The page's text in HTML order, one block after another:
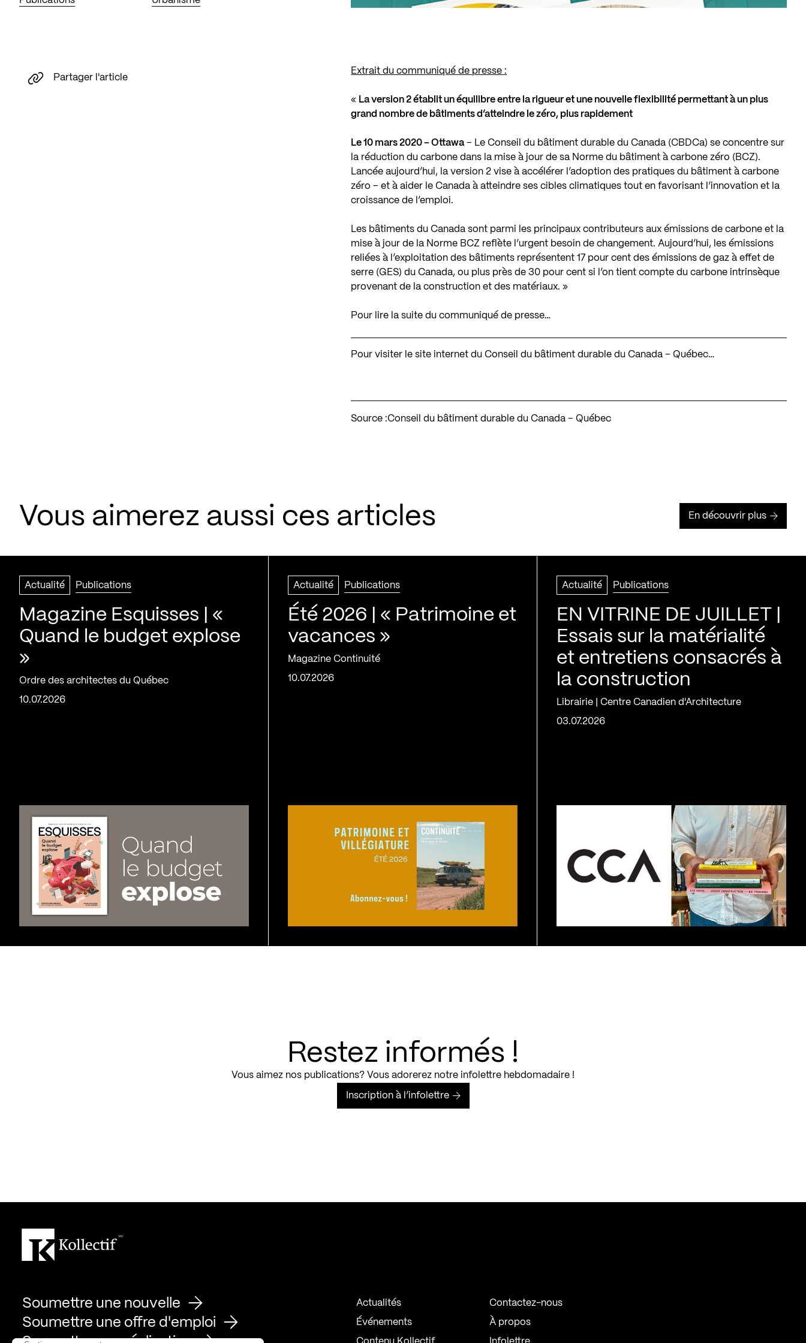
Extrait du communiqué de presse :
« La version 2 établit un équilibre entre la rigueur et une nouvelle flexibilité permettant à un plus
grand nombre de bâtiments d’atteindre le zéro, plus rapidement
Le 10 mars 2020 – Ottawa – Le Conseil du bâtiment durable du Canada (CBDCa) se concentre sur
la réduction du carbone dans la mise à jour de sa Norme du bâtiment à carbone zéro (BCZ).
Lancée aujourd’hui, la version 2 vise à accélérer l’adoption des pratiques du bâtiment à carbone
zéro – et à aider le Canada à atteindre ses cibles climatiques tout en favorisant l’innovation et la
croissance de l’emploi.
Les bâtiments du Canada sont parmi les principaux contributeurs aux émissions de carbone et la
mise à jour de la Norme BCZ reflète l’urgent besoin de changement. Aujourd’hui, les émissions
reliées à l’exploitation des bâtiments représentent 17 pour cent des émissions de gaz à effet de
serre (GES) du Canada, ou plus près de 30 pour cent si l’on tient compte du carbone intrinsèque
provenant de la construction et des matériaux. »
Pour lire la suite du communiqué de presse…
Pour visiter le site internet du Conseil du bâtiment durable du Canada – Québec…
Source :Conseil du bâtiment durable du Canada – Québec
Partager l'article
Vous aimerez aussi ces articles En découvrir plus
Actualité Publications
Magazine Esquisses | «
Quand le budget explose
»
Ordre des architectes du Québec
10.07.2026
Actualité Publications
Été 2026 | « Patrimoine et
vacances »
Magazine Continuité
10.07.2026
Actualité Publications
EN VITRINE DE JUILLET |
Essais sur la matérialité
et entretiens consacrés à
la construction
Librairie | Centre Canadien d'Architecture
03.07.2026
Restez informés !
Vous aimez nos publications? Vous adorerez notre infolettre hebdomadaire !
Inscription à l’infolettre
Soumettre une nouvelle
Soumettre une offre d'emploi
Actualités
Événements
Contactez-nous
À propos